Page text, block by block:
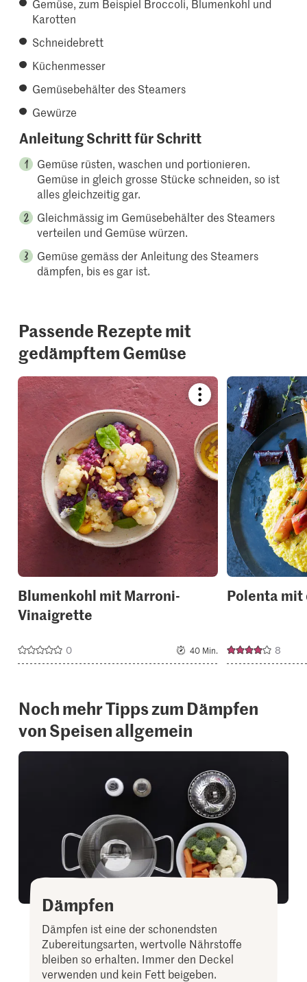
Gemüse, zum Beispiel Broccoli, Blumenkohl und
Karotten
Schneidebrett
Küchenmesser
Gemüsebehälter des Steamers
Gewürze
Anleitung Schritt für Schritt
Gemüse rüsten, waschen und portionieren.
Gemüse in gleich grosse Stücke schneiden, so ist
alles gleichzeitig gar.
Gleichmässig im Gemüsebehälter des Steamers
verteilen und Gemüse würzen.
Gemüse gemäss der Anleitung des Steamers
dämpfen, bis es gar ist.
Passende Rezepte mit
gedämpftem Gemüse
Bookmark
recipe
add
it
to
your
collections.
Blumenkohl mit Marroni-
Vinaigrette
0 40 Min.
Polenta
8
Noch mehr Tipps zum Dämpfen
von Speisen allgemein
Dämpfen
Dämpfen ist eine der schonendsten
Zubereitungsarten, wertvolle Nährstoffe
bleiben so erhalten. Immer den Deckel
verwenden und kein Fett beigeben.